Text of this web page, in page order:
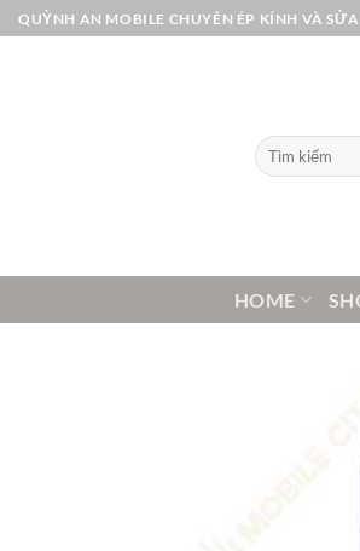
Bỏ
qua
QUỲNH AN MOBILE CHUYÊN ÉP KÍNH VÀ
Tìm
kiếm:
HOME